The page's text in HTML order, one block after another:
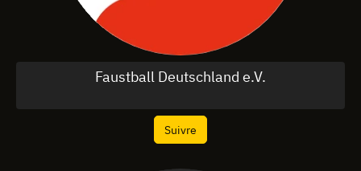
Faustball Deutschland e.V.
Suivre